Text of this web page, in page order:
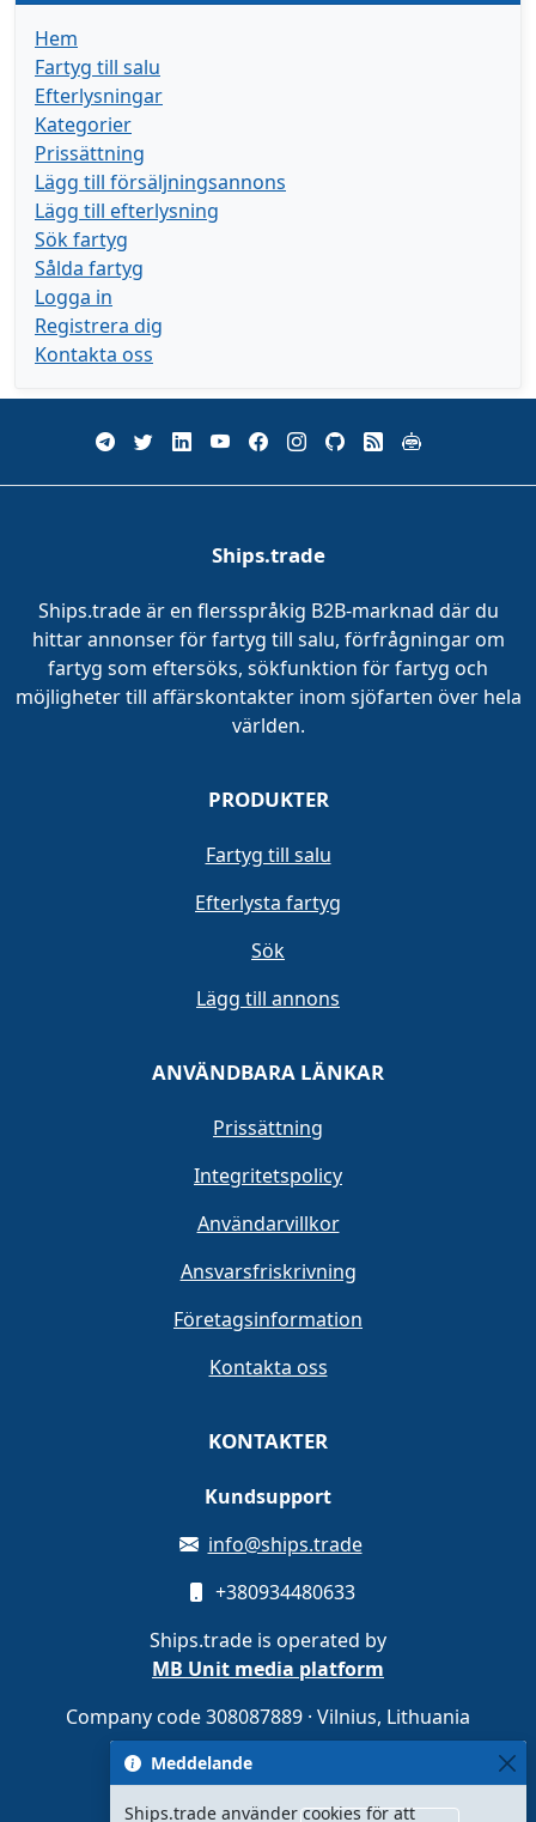
Hem
Fartyg till salu
Efterlysningar
Kategorier
Prissättning
Lägg till försäljningsannons
Lägg till efterlysning
Sök fartyg
Sålda fartyg
Logga in
Registrera dig
Kontakta oss
Ships.trade
Ships.trade är en flersspråkig B2B-marknad där du
hittar annonser för fartyg till salu, förfrågningar om
fartyg som eftersöks, sökfunktion för fartyg och
möjligheter till affärskontakter inom sjöfarten över hela
världen.
PRODUKTER
Fartyg till salu
Efterlysta fartyg
Sök
Lägg till annons
ANVÄNDBARA LÄNKAR
Prissättning
Integritetspolicy
Användarvillkor
Ansvarsfriskrivning
Företagsinformation
Kontakta oss
KONTAKTER
Kundsupport
info@ships.trade
+380934480633
Ships.trade is operated by
MB Unit media platform
Company code 308087889 · Vilnius, Lithuania
Meddelande
Ships.trade använder cookies för att